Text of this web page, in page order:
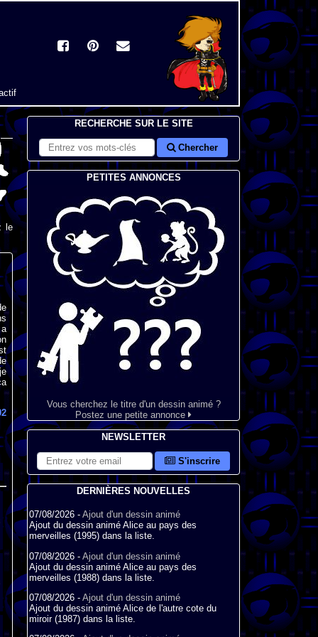
le
RECHERCHE SUR LE SITE
Chercher
PETITES ANNONCES
Vous cherchez le titre d'un dessin animé ?
Postez une petite annonce
NEWSLETTER
S'inscrire
DERNIÈRES NOUVELLES
07/08/2026 - Ajout d'un dessin animé
Ajout du dessin animé Alice au pays des
merveilles (1995) dans la liste.
07/08/2026 - Ajout d'un dessin animé
Ajout du dessin animé Alice au pays des
merveilles (1988) dans la liste.
07/08/2026 - Ajout d'un dessin animé
Ajout du dessin animé Alice de l'autre cote du
miroir (1987) dans la liste.